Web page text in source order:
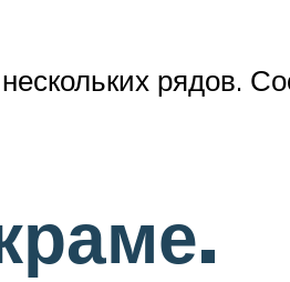
рядов.